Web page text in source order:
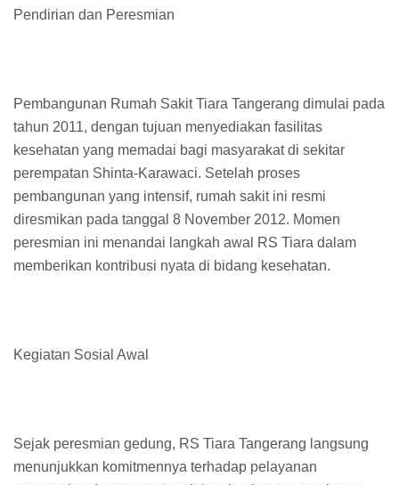
Pendirian dan Peresmian
Pembangunan Rumah Sakit Tiara Tangerang dimulai pada
tahun 2011, dengan tujuan menyediakan fasilitas
kesehatan yang memadai bagi masyarakat di sekitar
perempatan Shinta-Karawaci. Setelah proses
pembangunan yang intensif, rumah sakit ini resmi
diresmikan pada tanggal 8 November 2012. Momen
peresmian ini menandai langkah awal RS Tiara dalam
memberikan kontribusi nyata di bidang kesehatan.
Kegiatan Sosial Awal
Sejak peresmian gedung, RS Tiara Tangerang langsung
menunjukkan komitmennya terhadap pelayanan